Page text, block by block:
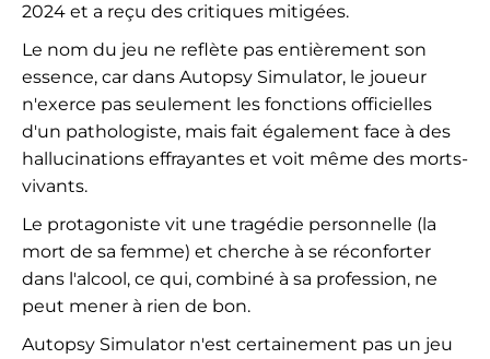
2024 et a reçu des critiques mitigées.
Le nom du jeu ne reflète pas entièrement son
essence, car dans Autopsy Simulator, le joueur
n'exerce pas seulement les fonctions officielles
d'un pathologiste, mais fait également face à des
hallucinations effrayantes et voit même des morts-
vivants.
Le protagoniste vit une tragédie personnelle (la
mort de sa femme) et cherche à se réconforter
dans l'alcool, ce qui, combiné à sa profession, ne
peut mener à rien de bon.
Autopsy Simulator n'est certainement pas un jeu